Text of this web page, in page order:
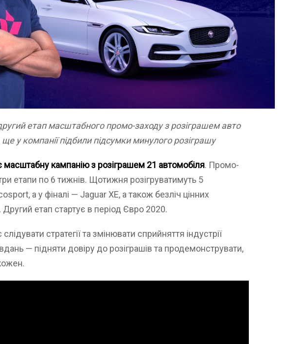
етап масштабного промо-заходу з розіграшем авто
ще у компанії підбили підсумки минулого розіграшу
масштабну кампанію з розіграшем 21 автомобіля. Промо-
етапи по 6 тижнів. Щотижня розігруватимуть 5
а у фіналі — Jaguar XE, а також безліч цінних
Другий етап стартує в період Євро 2020.
стратегії та змінювати сприйняття індустрії
— підняти довіру до розіграшів та продемонструвати,